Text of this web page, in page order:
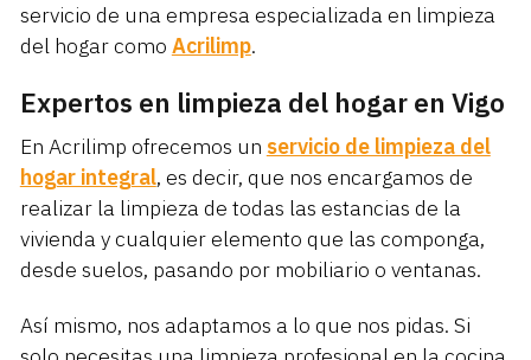
servicio de una empresa especializada en limpieza
del hogar como Acrilimp.
Expertos en limpieza del hogar en Vigo
En Acrilimp ofrecemos un servicio de limpieza del
hogar integral, es decir, que nos encargamos de
realizar la limpieza de todas las estancias de la
vivienda y cualquier elemento que las componga,
desde suelos, pasando por mobiliario o ventanas.
Así mismo, nos adaptamos a lo que nos pidas. Si